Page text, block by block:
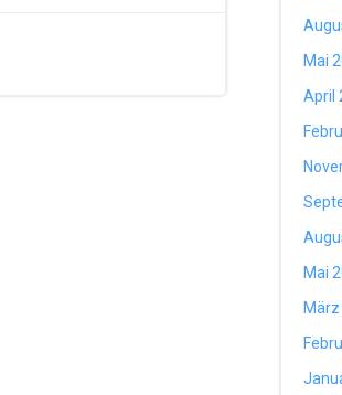
Mai
April
Mai